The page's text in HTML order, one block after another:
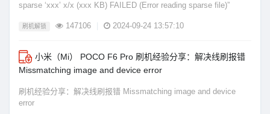
sparse ‘xxx’ x/x (xxx KB) FAILED (Error reading sparse file)”
刷机解锁 147106 2024-09-24 13:57:10
小米（Mi） POCO F6 Pro 刷机经验分享：解决线刷报错
Missmatching image and device error
刷机经验分享：解决线刷报错 Missmatching image and device
error